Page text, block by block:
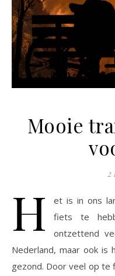
Mooie
2
H
et is in ons
fiets te
ontzettend
Nederland, maar ook
gezond. Door veel op te